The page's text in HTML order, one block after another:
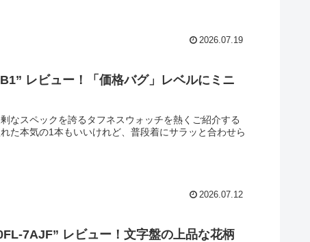
2026.07.19
レビュー！「価格バグ」レベルにミニ
なスペックを誇るタフネスウォッチを熱くご紹介する
た本気の1本もいいけれど、普段着にサラッと合わせら
2026.07.12
7AJF” レビュー！文字盤の上品な花柄